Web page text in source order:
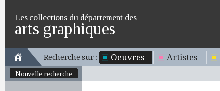
Les collections du département des
arts graphiques
Recherche sur : Oeuvres Artistes
Nouvelle recherche